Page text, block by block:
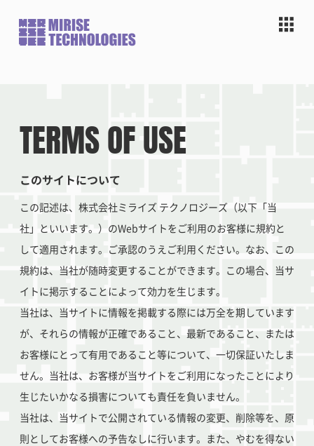
TERMS OF USE
このサイトについて
この記述は、株式会社ミライズ テクノロジーズ（以下「当
社」といいます。）のWebサイトをご利用のお客様に規約と
して適用されます。ご承認のうえご利用ください。なお、この
規約は、当社が随時変更することができます。この場合、当サ
イトに掲示することによって効力を生じます。
当社は、当サイトに情報を掲載する際には万全を期しています
が、それらの情報が正確であること、最新であること、または
お客様にとって有用であること等について、一切保証いたしま
せん。当社は、お客様が当サイトをご利用になったことにより
生じたいかなる損害についても責任を負いません。
当社は、当サイトで公開されている情報の変更、削除等を、原
則としてお客様への予告なしに行います。また、やむを得ない